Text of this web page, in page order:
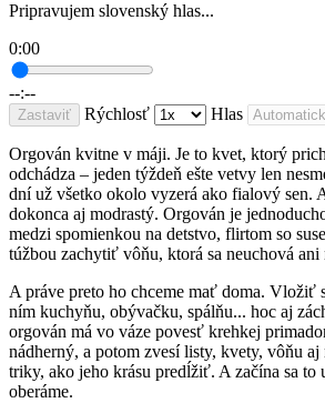
Pripravujem slovenský hlas...
0:00
--:--
Zastaviť Rýchlosť Hlas
Orgován kvitne v máji. Je to kvet, ktorý
odchádza – jeden týždeň ešte vetvy len
dní už všetko okolo vyzerá ako fialový sen.
dokonca aj modrastý. Orgován je
medzi spomienkou na detstvo, flirtom so
túžbou zachytiť vôňu, ktorá sa neuchová ani
A práve preto ho chceme mať doma. Vložiť
ním kuchyňu, obývačku, spálňu... hoc aj
orgován má vo váze povesť krehkej
nádherný, a potom zvesí listy, kvety, vôňu
triky, ako jeho krásu predĺžiť. A začína sa to
oberáme.